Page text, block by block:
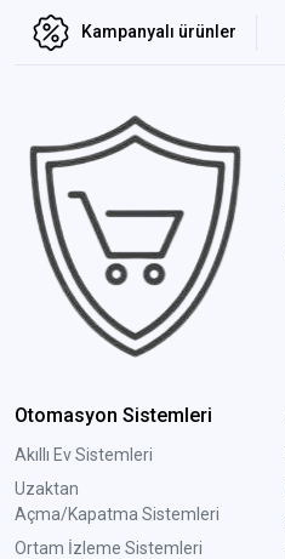
Kampanyalı ürünler
Otomasyon Sistemleri
Akıllı Ev Sistemleri
Uzaktan
Açma/Kapatma Sistemleri
Ortam İzleme Sistemleri